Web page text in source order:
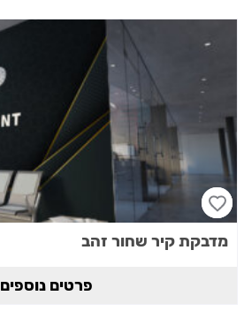
מדבקת קיר שחור זהב
פרטים נוספים